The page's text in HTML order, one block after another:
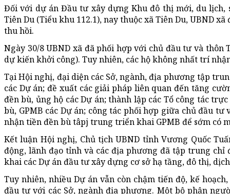
Đối với dự án Đầu tư xây dựng Khu đô thị mới, du
Tiên Du (Tiểu khu 112.1), nay thuộc xã Tiên Du, UBND
thu hồi.
Ngày 30/8 UBND xã đã phối hợp với chủ đầu tư và
dự kiến khởi công). Tuy nhiên, các hộ không nhất trí
Tại Hội nghị, đại diện các Sở, ngành, địa phương tập
các Dự án; đề xuất các giải pháp liên quan đến tăng
đền bù, ủng hộ các Dự án; thành lập các Tổ công tác
bù, GPMB các Dự án; công tác phối hợp giữa chủ đầu
nhận tiền đền bù tâpj trung triển khai GPMB để sớm có
Kết luận Hội nghị, Chủ tịch UBND tỉnh Vương Quốc
động, lãnh đạo tỉnh và các địa phương đã tập trung
khai các Dự án đầu tư xây dựng cơ sở hạ tầng, đô thị,
Tuy nhiên, nhiều Dự án vẫn còn chậm tiến độ, kế
đầu tư với các Sở, ngành địa phương. Một bộ phận